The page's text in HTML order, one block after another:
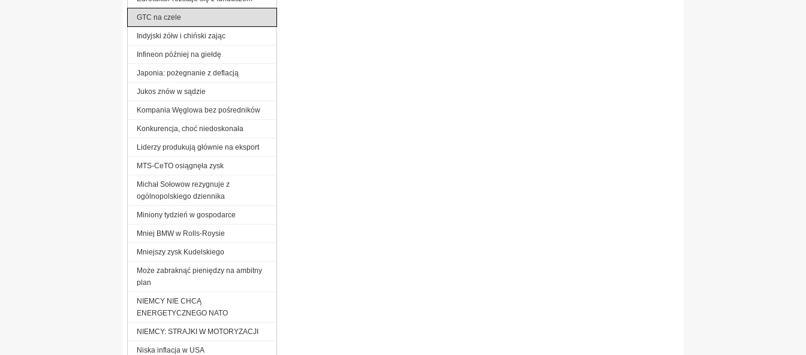
GTC na czele
Indyjski żółw i chiński zając
Infineon później na giełdę
Japonia: pożegnanie z deflacją
Jukos znów w sądzie
Kompania Węglowa bez pośredników
Konkurencja, choć niedoskonała
Liderzy produkują głównie na eksport
MTS-CeTO osiągnęła zysk
Michał Sołowow rezygnuje z
ogólnopolskiego dziennika
Miniony tydzień w gospodarce
Mniej BMW w Rolls-Roysie
Mniejszy zysk Kudelskiego
Może zabraknąć pieniędzy na ambitny
plan
NIEMCY NIE CHCĄ
ENERGETYCZNEGO NATO
NIEMCY: STRAJKI W MOTORYZACJI
Niska inflacja w USA